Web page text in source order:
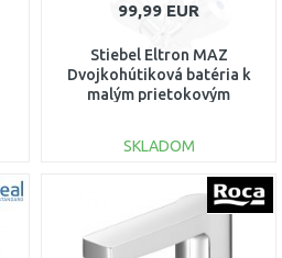
99,99 EUR
Stiebel Eltron MAZ
Dvojkohútiková batéria k
malým prietokovým
SKLADOM
DO KOŠÍKA
Porovnať